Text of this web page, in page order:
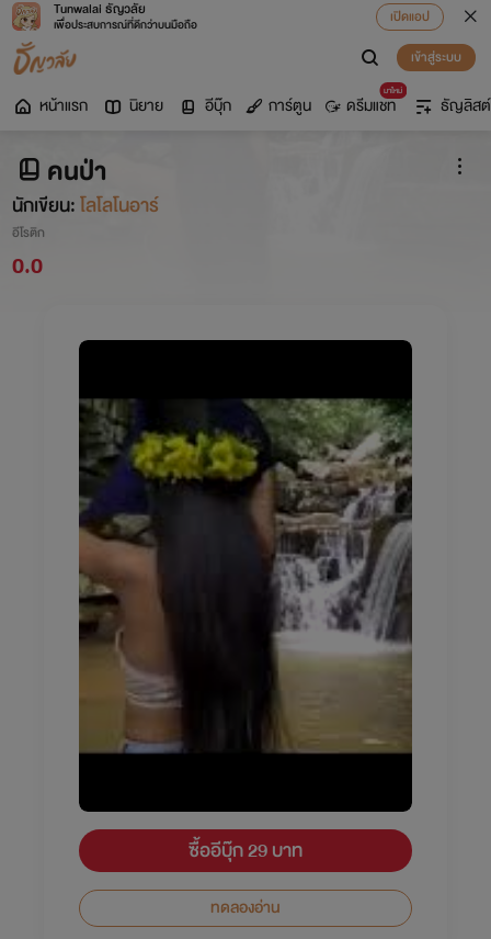
Tunwalai ธัญวลัย
เพื่อประสบการณ์ที่ดีกว่าบนมือถือ
เปิดแอป
เข้าสู่ระบบ
หน้าแรก นิยาย อีบุ๊ก การ์ตูน
มาใหม่
ดรีมแชท ธัญลิสต์
คนป่า
นักเขียน:โลโลโนอาร์
อีโรติก
0.0
ซื้ออีบุ๊ก 29 บาท
ทดลองอ่าน